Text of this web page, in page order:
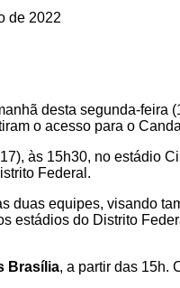
de 2022
desta segunda-
o acesso para o
às 15h30, no estádio
Federal.
duas equipes, visando
estádios do Distrito
Brasília, a partir das 15h.